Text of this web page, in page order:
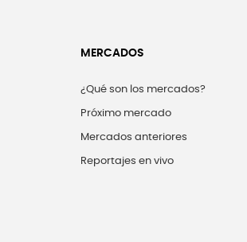
MERCADOS
¿Qué son los mercados?
Próximo mercado
Mercados anteriores
Reportajes en vivo